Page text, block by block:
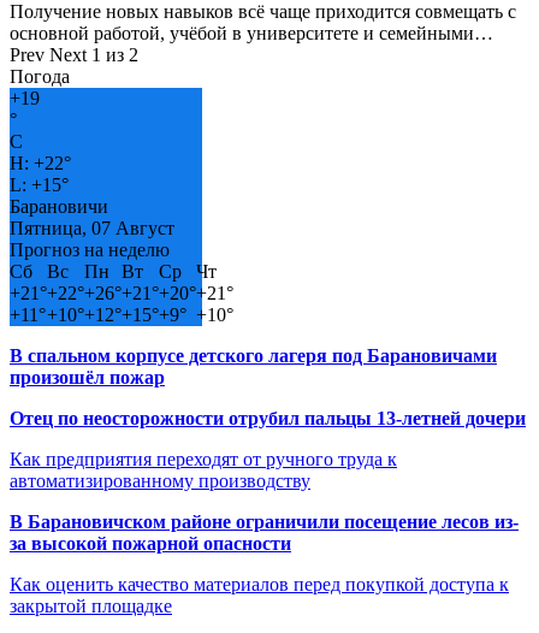
Получение новых навыков всё чаще приходится совмещать с
основной работой, учёбой в университете и семейными…
Prev Next 1 из 2
Погода
+19
°
C
H: +22°
L: +15°
Барановичи
Пятница, 07 Август
Прогноз на неделю
Сб
Вс Пн Вт Ср
Чт
+21°+22°+26°+21°+20°+21°
+11°+10°+12°+15°+9° +10°
В спальном корпусе детского лагеря под Барановичами
произошёл пожар
Отец по неосторожности отрубил пальцы 13-летней дочери
Как предприятия переходят от ручного труда к
автоматизированному производству
В Барановичском районе ограничили посещение лесов из-
за высокой пожарной опасности
Как оценить качество материалов перед покупкой доступа к
закрытой площадке